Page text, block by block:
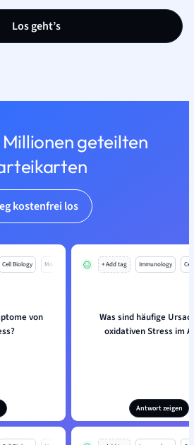
Los geht’s
geteilten
kostenfrei los
Cell Biology Mo
von
+ Add tag Immunology
Was sind häufige
oxidativen Stress im
Antwort zeigen